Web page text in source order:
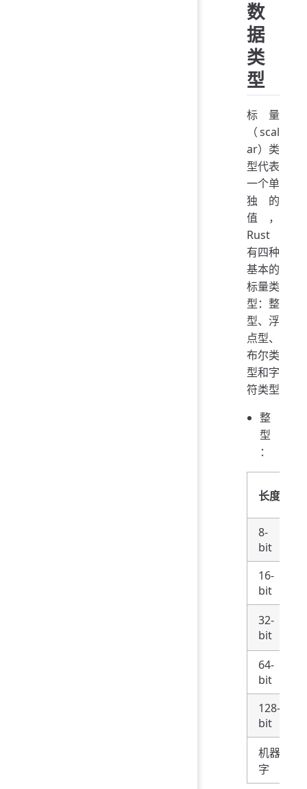
数
据
类
型
标量
（scal
ar）类
型代表
一个单
独的
值，
Rust
有四种
基本的
标量类
型：整
型、浮
点型、
布尔类
型和字
符类型
整
型
：
长度
8-
bit
16-
bit
32-
bit
64-
bit
128-
bit
机器
字